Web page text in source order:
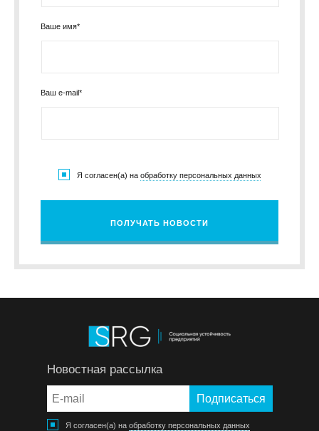
Ваше имя*
Ваш e-mail*
Я согласен(а) на обработку персональных данных
ПОЛУЧАТЬ НОВОСТИ
Новостная рассылка
Я согласен(а) на обработку персональных данных